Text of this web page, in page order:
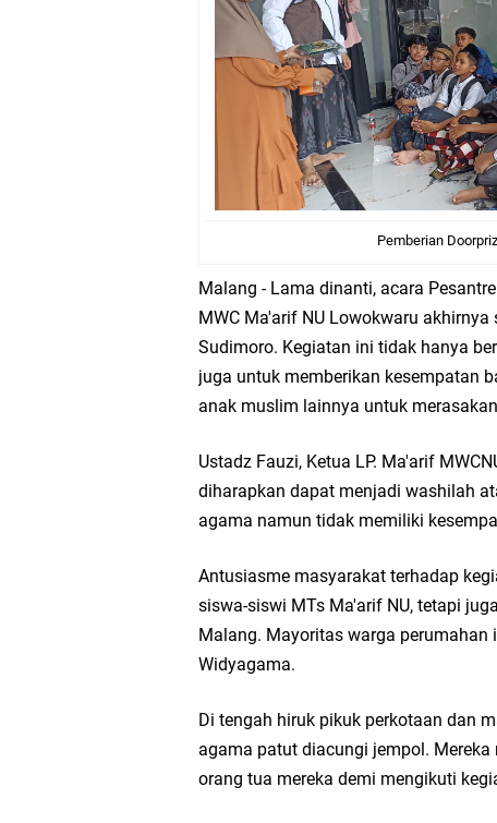
Pemberian
Malang - Lama dinanti, acara
MWC Ma'arif NU Lowokwaru
Sudimoro. Kegiatan ini tidak hanya
juga untuk memberikan kesempatan
anak muslim lainnya untuk
Ustadz Fauzi, Ketua LP. Ma'arif
diharapkan dapat menjadi washilah
agama namun tidak memiliki
Antusiasme masyarakat terhadap
siswa-siswi MTs Ma'arif NU, tetapi
Malang. Mayoritas warga
Widyagama.
Di tengah hiruk pikuk perkotaan dan
agama patut diacungi jempol.
orang tua mereka demi mengikuti